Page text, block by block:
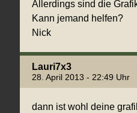
Allerdings sind die
Kann jemand helfen?
Nick
Lauri7x3
28. April 2013 - 22:49 Uhr
dann ist wohl deine